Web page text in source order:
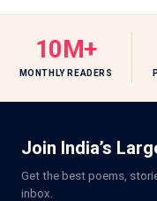
10M+
MONTHLY READERS
Join India’s
Get the best poems,
inbox.